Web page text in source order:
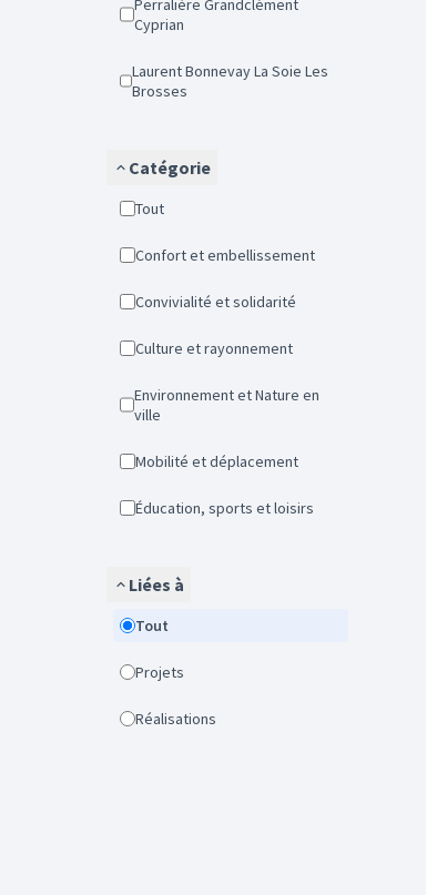
Perralière Grandclément
Cyprian
Laurent Bonnevay La Soie Les
Brosses
Catégorie
Tout
Confort et embellissement
Convivialité et solidarité
Culture et rayonnement
Environnement et Nature en
ville
Mobilité et déplacement
Éducation, sports et loisirs
Liées à
Tout
Projets
Réalisations